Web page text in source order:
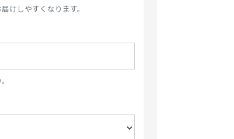
けしやすくなります。